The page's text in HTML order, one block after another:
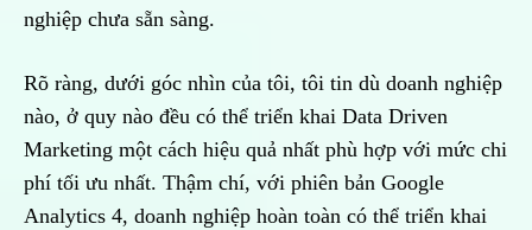
nghiệp chưa sẵn sàng.
Rõ ràng, dưới góc nhìn của tôi, tôi tin dù doanh nghiệp
nào, ở quy nào đều có thể triển khai Data Driven
Marketing một cách hiệu quả nhất phù hợp với mức chi
phí tối ưu nhất. Thậm chí, với phiên bản Google
Analytics 4, doanh nghiệp hoàn toàn có thể triển khai